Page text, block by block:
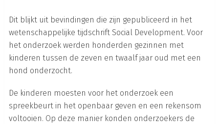
Dit blijkt uit bevindingen die zijn gepubliceerd in het
wetenschappelijke tijdschrift Social Development. Voor
het onderzoek werden honderden gezinnen met
kinderen tussen de zeven en twaalf jaar oud met een
hond onderzocht.
De kinderen moesten voor het onderzoek een
spreekbeurt in het openbaar geven en een rekensom
voltooien. Op deze manier konden onderzoekers de